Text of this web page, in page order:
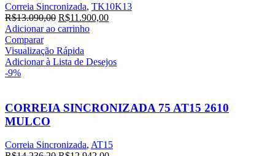
Correia Sincronizada, TK10K13
R$13.090,00 R$11.900,00
Adicionar ao carrinho
Comparar
Visualização Rápida
Adicionar à Lista de Desejos
-9%
CORREIA SINCRONIZADA 75 AT15 2610
MULCO
Correia Sincronizada, AT15